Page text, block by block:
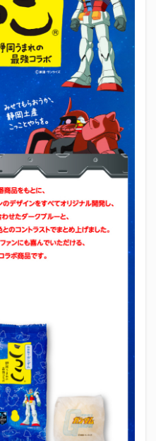
パ福岡
アマンド娘
ん
エスエスケイフーズ
ッソ
オレンジデイズ
カミュ
ガッツ星人
クリアソン新宿
ゴウ清水
サッポロビール
ッチェ広島
シーラック
ジュビロ磐田
トリイソース
ドラゴン
ん
パワー
ンバーズ
ス静岡
ペスト
島さん
急行
さん
勝俣州和
ス 君盃酒造
周年祭
土井酒造場
型抜き
伍
大村屋酒造場